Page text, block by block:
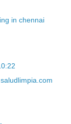
in chennai
saludlimpia.com